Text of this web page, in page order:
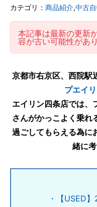
カテゴリ： 商品紹介,中古
本記事は最新の更新
容が古い可能性があ
京都市右京区、西院駅
プエイ
エイリン四条店では、
さんがかっこよく乗れ
過ごしてもらえる為に
緒に
・【USED